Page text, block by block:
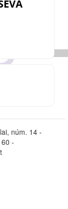
núm. 14 -
-